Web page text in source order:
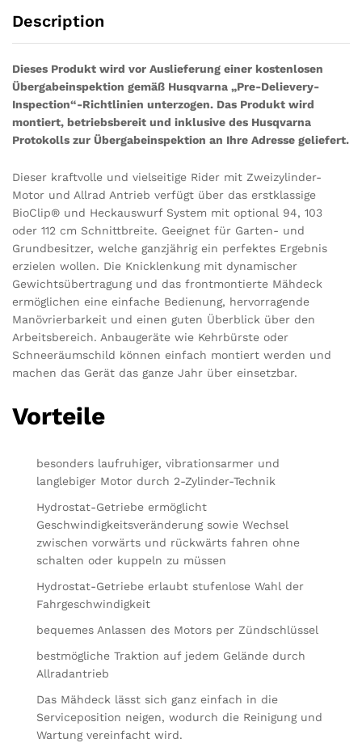
quantity
Description
Dieses Produkt wird vor Auslieferung einer kostenlosen
Übergabeinspektion gemäß Husqvarna „Pre-Delievery-
Inspection“-Richtlinien unterzogen. Das Produkt wird
montiert, betriebsbereit und inklusive des Husqvarna
Protokolls zur Übergabeinspektion an Ihre Adresse geliefert.
Dieser kraftvolle und vielseitige Rider mit Zweizylinder-
Motor und Allrad Antrieb verfügt über das erstklassige
BioClip® und Heckauswurf System mit optional 94, 103
oder 112 cm Schnittbreite. Geeignet für Garten- und
Grundbesitzer, welche ganzjährig ein perfektes Ergebnis
erzielen wollen. Die Knicklenkung mit dynamischer
Gewichtsübertragung und das frontmontierte Mähdeck
ermöglichen eine einfache Bedienung, hervorragende
Manövrierbarkeit und einen guten Überblick über den
Arbeitsbereich. Anbaugeräte wie Kehrbürste oder
Schneeräumschild können einfach montiert werden und
machen das Gerät das ganze Jahr über einsetzbar.
Vorteile
besonders laufruhiger, vibrationsarmer und
langlebiger Motor durch 2-Zylinder-Technik
Hydrostat-Getriebe ermöglicht
Geschwindigkeitsveränderung sowie Wechsel
zwischen vorwärts und rückwärts fahren ohne
schalten oder kuppeln zu müssen
Hydrostat-Getriebe erlaubt stufenlose Wahl der
Fahrgeschwindigkeit
bequemes Anlassen des Motors per Zündschlüssel
bestmögliche Traktion auf jedem Gelände durch
Allradantrieb
Das Mähdeck lässt sich ganz einfach in die
Serviceposition neigen, wodurch die Reinigung und
Wartung vereinfacht wird.